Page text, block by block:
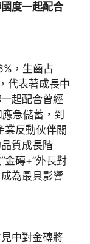
度一起配合
，生齒占
代表著成長中
起配合曾經
急儲蓄，到
業反動伙伴關
質成長階
金磚+”外長對
為最具影響
中對金磚將